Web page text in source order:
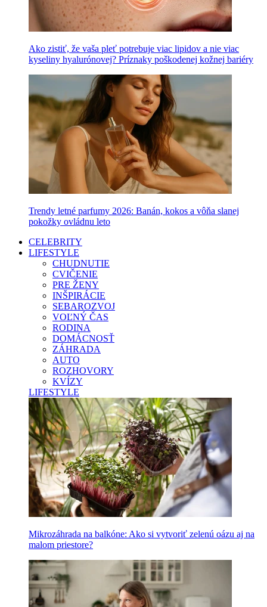
Ako zistiť, že vaša pleť potrebuje viac lipidov a nie viac
kyseliny hyalurónovej? Príznaky poškodenej kožnej bariéry
Trendy letné parfumy 2026: Banán, kokos a vôňa slanej
pokožky ovládnu leto
CELEBRITY
LIFESTYLE
CHUDNUTIE
CVIČENIE
PRE ŽENY
INŠPIRÁCIE
SEBAROZVOJ
VOĽNÝ ČAS
RODINA
DOMÁCNOSŤ
ZÁHRADA
AUTO
ROZHOVORY
KVÍZY
LIFESTYLE
Mikrozáhrada na balkóne: Ako si vytvoriť zelenú oázu aj na
malom priestore?